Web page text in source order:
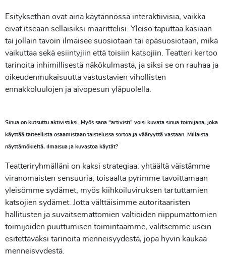
Esityksethän ovat aina käytännössä interaktiivisia, vaikka
eivät itseään sellaisiksi määrittelisi. Yleisö taputtaa käsiään
tai jollain tavoin ilmaisee suosiotaan tai epäsuosiotaan, mikä
vaikuttaa sekä esiintyjiin että toisiin katsojiin. Teatteri kertoo
tarinoita inhimillisestä näkökulmasta, ja siksi se on rauhaa ja
oikeudenmukaisuutta vastustavien vihollisten
ennakkoluulojen ja aivopesun yläpuolella.
Sinua on kutsuttu aktivistiksi. Myös sana “artivisti” voisi kuvata sinua toimijana, joka
käyttää taiteellista osaamistaan taistelussa sortoa ja vääryyttä vastaan. Millaista
näyttämökieltä, ilmaisua ja kuvastoa käytät?
Teatteriryhmälläni on kaksi strategiaa: yhtäältä väistämme
viranomaisten sensuuria, toisaalta pyrimme tavoittamaan
yleisömme sydämet, myös kiihkoiluviruksen tartuttamien
katsojien sydämet. Jotta välttäisimme autoritaaristen
hallitusten ja suvaitsemattomien valtioiden riippumattomien
toimijoiden puuttumisen toimintaamme, valitsemme usein
esitettäväksi tarinoita menneisyydestä, jopa hyvin kaukaa
menneisyydestä.